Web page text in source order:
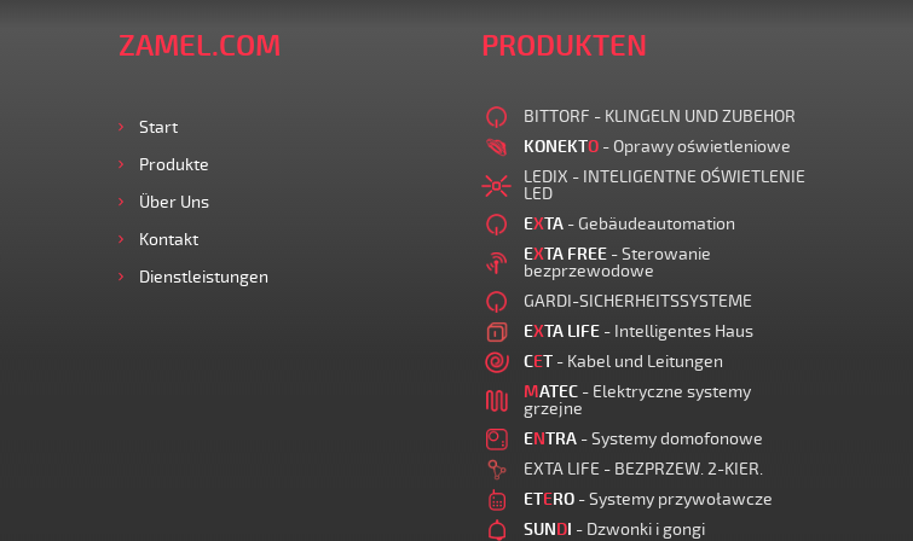
ZAMEL.COM
Start
Produkte
Über Uns
Kontakt
Dienstleistungen
PRODUKTEN
BITTORF - KLINGELN UND ZUBEHOR
KONEKTO - Oprawy oświetleniowe
LEDIX - INTELIGENTNE OŚWIETLENIE
LED
EXTA - Gebäudeautomation
EXTA FREE - Sterowanie
bezprzewodowe
GARDI-SICHERHEITSSYSTEME
EXTA LIFE - Intelligentes Haus
CET - Kabel und Leitungen
MATEC - Elektryczne systemy
grzejne
ENTRA - Systemy domofonowe
EXTA LIFE - BEZPRZEW. 2-KIER.
ETERO - Systemy przywoławcze
SUNDI - Dzwonki i gongi